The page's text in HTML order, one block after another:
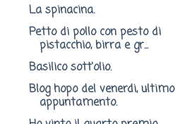
La spinacina.
Petto di pollo con pesto di
pistacchio, birra e gr...
Basilico sott'olio.
Blog hopo del venerdi, ultimo
appuntamento.